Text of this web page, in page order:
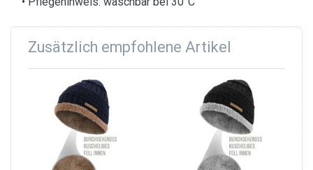
Zusätzlich empfohlene Artikel